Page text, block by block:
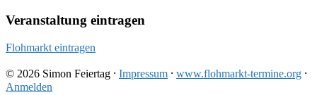
Veranstaltung eintragen
Flohmarkt eintragen
© 2026 Simon Feiertag ⸱ Impressum ⸱ www.flohmarkt-termine.org ⸱
Anmelden